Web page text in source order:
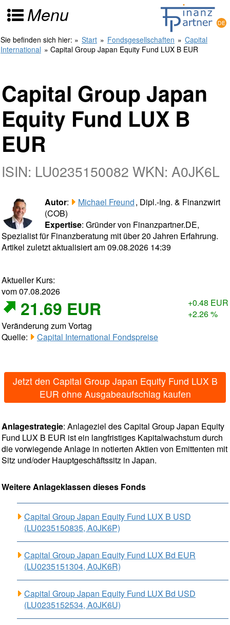
Menu
Sie befinden sich hier: » Start » Fondsgesellschaften » Capital
International » Capital Group Japan Equity Fund LUX B EUR
Capital Group Japan
Equity Fund LUX B
EUR
ISIN: LU0235150082 WKN: A0JK6L
Autor: Michael Freund, Dipl.-Ing. & Finanzwirt
(COB)
Expertise: Gründer von Finanzpartner.DE,
Spezialist für Finanzberatung mit über 20 Jahren Erfahrung.
Artikel zuletzt aktualisiert am 09.08.2026 14:39
Aktueller Kurs:
vom 07.08.2026
21.69 EUR
+0.48 EUR
+2.26 %
Veränderung zum Vortag
Quelle:
Capital International Fondspreise
Jetzt den Capital Group Japan Equity Fund LUX B
EUR ohne Ausgabeaufschlag kaufen
Anlagestrategie: Anlageziel des Capital Group Japan Equity
Fund LUX B EUR ist ein langfristiges Kapitalwachstum durch
die vorwiegende Anlage in notierten Aktien von Emittenten mit
Sitz und/oder Hauptgeschäftssitz in Japan.
Weitere Anlageklassen dieses Fonds
Capital Group Japan Equity Fund LUX B USD
(LU0235150835, A0JK6P)
Capital Group Japan Equity Fund LUX Bd EUR
(LU0235151304, A0JK6R)
Capital Group Japan Equity Fund LUX Bd USD
(LU0235152534, A0JK6U)